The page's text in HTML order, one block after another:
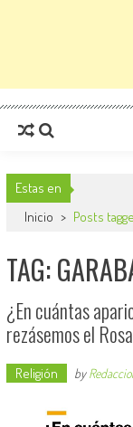
Estas en
Inicio > Posts
TAG:
¿En cuántas
rezásemos el
Religión by